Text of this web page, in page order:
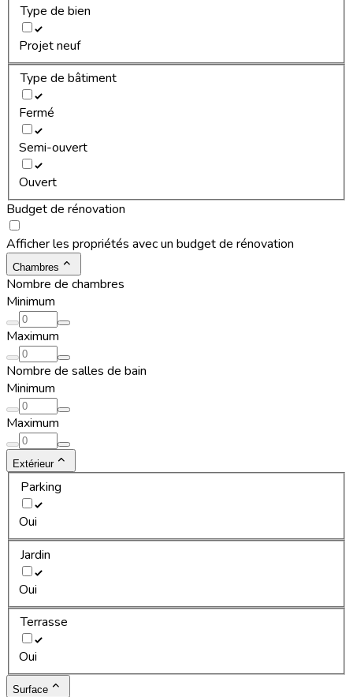
Type de bien
Projet neuf
Type de bâtiment
Fermé
Semi-ouvert
Ouvert
Budget de rénovation
Afficher les propriétés avec un budget de rénovation
Chambres
Nombre de chambres
Minimum
Maximum
Nombre de salles de bain
Minimum
Maximum
Extérieur
Parking
Oui
Jardin
Oui
Terrasse
Oui
Surface